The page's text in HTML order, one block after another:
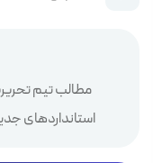
مطالب تیم
استانداردهای